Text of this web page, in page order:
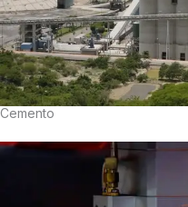
Cemento